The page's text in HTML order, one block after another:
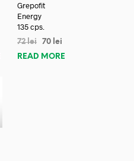
Grepofit
Energy
135 cps.
72lei 70 lei
READ MORE